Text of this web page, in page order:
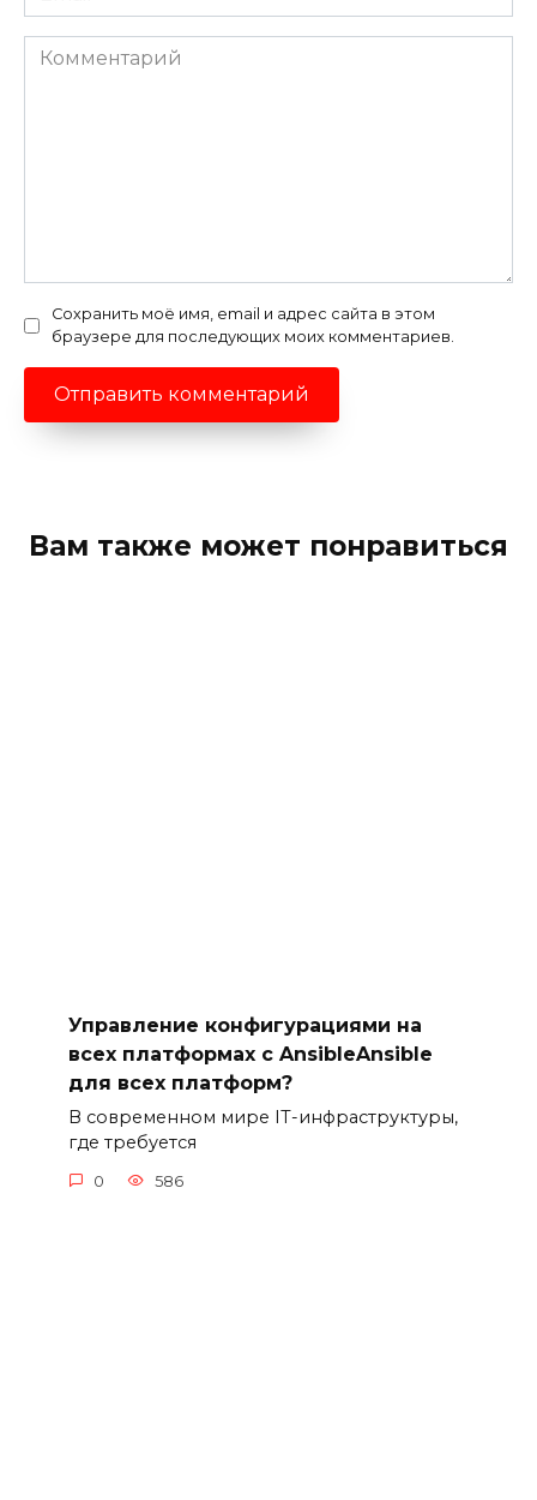
*
Комментарий
Сохранить моё имя, email и адрес сайта в этом
браузере для последующих моих комментариев.
Вам также может понравиться
Управление конфигурациями на
всех платформах с AnsibleAnsible
для всех платформ?
В современном мире IT-инфраструктуры,
где требуется
0 586